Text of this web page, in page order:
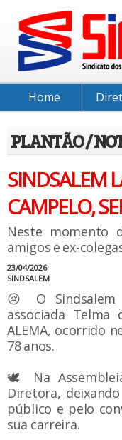
Home
PLANTÃO /
SINDSALEM
CAMPELO,
Neste momento
amigos e ex-
23/04/2026
SINDSALEM
😢 O Sindsalem
associada Telma
ALEMA, ocorrido
78 anos.
🕊️ Na
Diretora,
público e pelo
sua carreira.